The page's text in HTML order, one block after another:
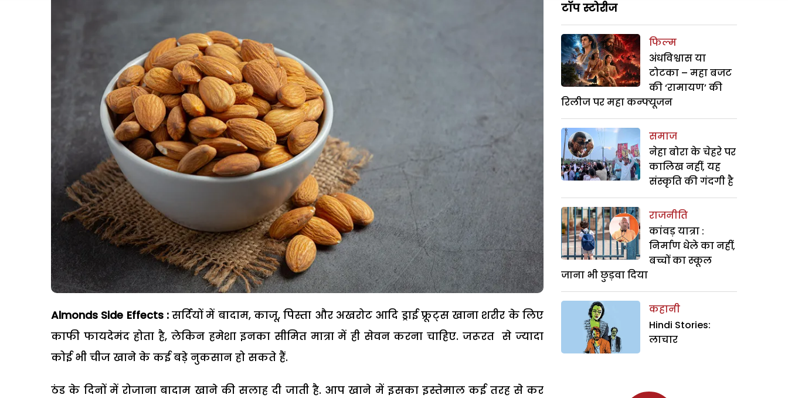
Almonds Side Effects :सर्दियों में बादाम, काजू, पिस्ता और अखरोट आदि ड्राई फ्रूट्स खाना शरीर के लिए
काफी फायदेमंद होता है, लेकिन हमेशा इनका सीमित मात्रा में ही सेवन करना चाहिए. जरूरत से ज्यादा
कोई भी चीज खाने के कई बड़े नुकसान हो सकते हैं.
ठंड के दिनों में रोजाना बादाम खाने की सलाह दी जाती है. आप खाने में इसका इस्तेमाल कई तरह से कर
टॉप स्टोरीज
फिल्म
अंधविश्वास या
टोटका – महा बजट
की ‘रामायण’ की
रिलीज पर महा कन्फ्यूजन
समाज
नेहा बोरा के चेहरे पर
कालिख नहीं, यह
संस्कृति की गंदगी है
राजनीति
कांवड़ यात्रा :
निर्माण धेले का नहीं,
बच्चों का स्कूल
जाना भी छुड़वा दिया
कहानी
Hindi Stories:
लाचार